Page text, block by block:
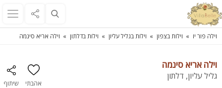
וילה פור יו וילות בצפון וילות בגליל עליון וילות בדלתון וילה אריא סינמה
וילה אריא סינמה
גליל עליון, דלתון
אהבתי שיתוף